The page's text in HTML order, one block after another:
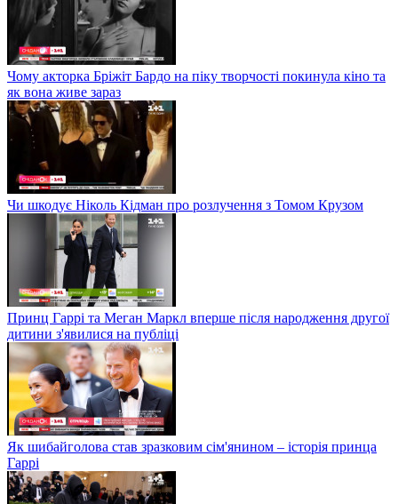
Чому акторка Бріжіт Бардо на піку творчості покинула кіно та
як вона живе зараз
Чи шкодує Ніколь Кідман про розлучення з Томом Крузом
Принц Гаррі та Меган Маркл вперше після народження другої
дитини з'явилися на публіці
Як шибайголова став зразковим сім'янином – історія принца
Гаррі